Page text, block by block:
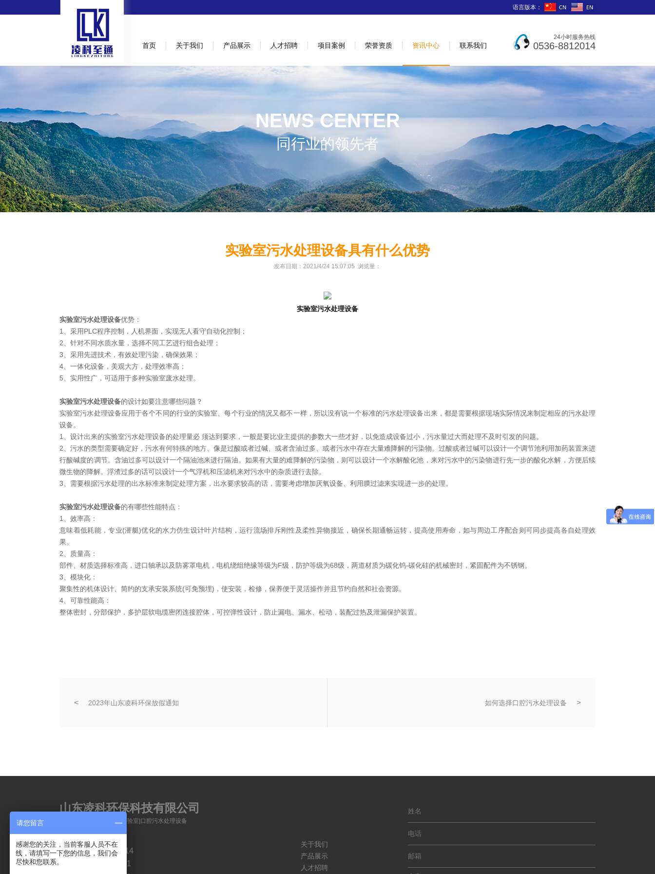
语言版本：
首页 关于我们 产品展示 人才招聘 项目案例 荣誉资质 资讯中心 联系我们
24小时服务热线
0536-8812014
NEWS CENTER
同行业的领先者
实验室污水处理设备具有什么优势
发布日期：2021/4/24 15:07:05 浏览量：
实验室污水处理设备
实验室污水处理设备优势：
1、采用PLC程序控制，人机界面，实现无人看守自动化控制；
2、针对不同水质水量，选择不同工艺进行组合处理；
3、采用先进技术，有效处理污染，确保效果；
4、一体化设备，美观大方，处理效率高；
5、实用性广，可适用于多种实验室废水处理。
实验室污水处理设备的设计如要注意哪些问题？
实验室污水处理设备应用于各个不同的行业的实验室、每个行业的情况又都不一样，所以没有说一个标准的污水处理设备出来，都是需要根据现场实际情况来制定相应的污水处理
设备。
1、设计出来的实验室污水处理设备的处理量必 须达到要求，一般是要比业主提供的参数大一些才好，以免造成设备过小，污水量过大而处理不及时引发的问题。
2、污水的类型需要确定好，污水有何特殊的地方、像是过酸或者过碱、或者含油过多、或者污水中存在大量难降解的污染物。过酸或者过碱可以设计一个调节池利用加药装置来进
行酸碱度的调节。含油过多可以设计一个隔油池来进行隔油。如果有大量的难降解的污染物，则可以设计一个水解酸化池，来对污水中的污染物进行先一步的酸化水解，方便后续
微生物的降解。浮渣过多的话可以设计一个气浮机和压滤机来对污水中的杂质进行去除。
3、需要根据污水处理的出水标准来制定处理方案，出水要求较高的话，需要考虑增加厌氧设备、利用膜过滤来实现进一步的处理。
实验室污水处理设备的有哪些性能特点：
1、效率高：
意味着低耗能，专业(潜艇)优化的水力仿生设计叶片结构，运行流场排斥刚性及柔性异物接近，确保长期通畅运转，提高使用寿命，如与周边工序配合则可同步提高各自处理效
果。
2、质量高：
部件、材质选择标准高，进口轴承以及防雾罩电机，电机绕组绝缘等级为F级，防护等级为68级，两道材质为碳化钨-碳化硅的机械密封，紧固配件为不锈钢。
3、模块化：
聚集性的机体设计、简约的支承安装系统(可免预埋)，使安装，检修，保养便于灵活操作并且节约自然和社会资源。
4、可靠性能高：
整体密封，分部保护，多护层软电缆密闭连接腔体，可控弹性设计，防止漏电、漏水、松动，装配过热及泄漏保护装置。
2023年山东凌科环保放假通知 如何选择口腔污水处理设备
山东凌科环保科技有限公司
医院医疗污水处理设备_实验室|口腔污水处理设备
电话：0536-8812014
手机：15624229981
关于我们
产品展示
人才招聘
请您留言
感谢您的关注，当前客服人员不在
线，请填写一下您的信息，我们会
尽快和您联系。